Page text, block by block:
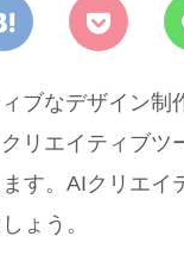
ブなデザイン制
リエイティブツ
す。AIクリエイ
ょう。